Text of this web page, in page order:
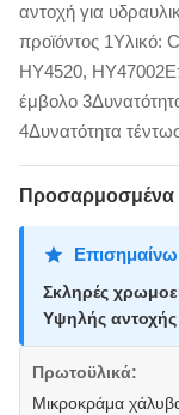
αντοχή για
προϊόντος 1Υλικό:
HY4520,
έμβολο
4Δυνατότητα
Προσαρμοσμένα
Επισημαίνω
Σκληρές
Υψηλής
Πρωτοϋλικά:
Μικροκράμα